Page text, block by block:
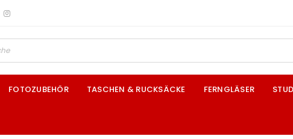
FOTOZUBEHÖR TASCHEN & RUCKSÄCKE FERNGLÄSER